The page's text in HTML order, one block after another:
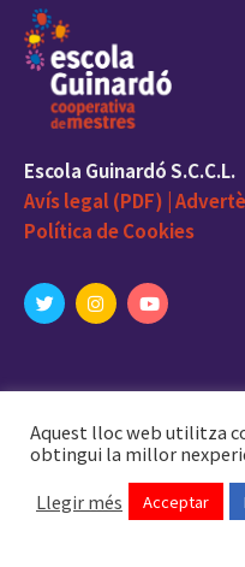
Escola Guinardó S.C.C.L.
Avís legal (PDF) |
Política de Cookies
Tel. 93 435-39-40 Fax
Administració
Aquest lloc web utilitza
obtingui la millor
Llegir més
Acceptar